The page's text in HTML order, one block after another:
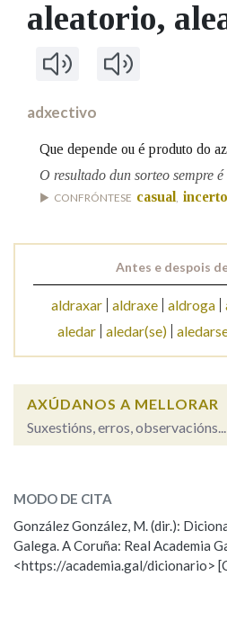
Facebook
TwitterYoutubeInstagram
Bluesky
BUSCAR NOS LEMAS
Comeza por
Contén
BUSCAR NO CONTIDO
Nas definicións
Nos exemplos
OUTRAS OPCIÓNS DE
Marcas gramaticais
aleatorio,
adxectivo
Que depende ou é produto do
O resultado dun sorteo sempre
CONFRÓNTESE casual incerto
Antes e despois
aldraxar aldraxe aldroga
aledar
aledar(se)
AXÚDANOS A MELLORAR
Suxestións, erros, observacións...
ESCOLLE UNHA OPCIÓN:
Observación Hai un
Propoño mellorar a definición
MODO DE CITA
González González, M. (dir.):
Galega. A Coruña: Real Academia
<https://academia.gal/dicionario>